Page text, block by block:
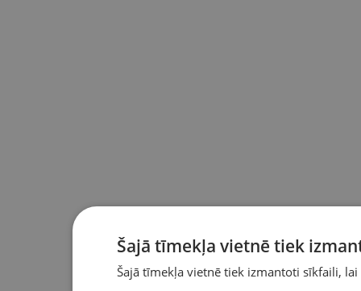
Šajā tīmekļa vietnē tiek
Šajā tīmekļa vietnē tiek izmantoti sīkfaili,